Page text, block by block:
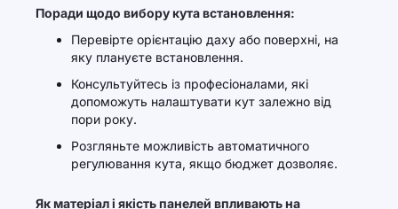
Поради щодо вибору кута встановлення:
Перевірте орієнтацію даху або поверхні, на
яку плануєте встановлення.
Консультуйтесь із професіоналами, які
допоможуть налаштувати кут залежно від
пори року.
Розгляньте можливість автоматичного
регулювання кута, якщо бюджет дозволяє.
Як матеріал і якість панелей впливають на